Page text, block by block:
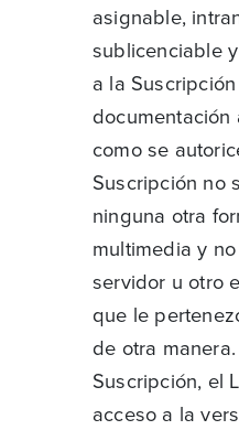
asignable,
sublicenciable
a la
como se
Suscripción no
ninguna otra
multimedia y
servidor u otro
que le
de otra
Suscripción, el
acceso a la